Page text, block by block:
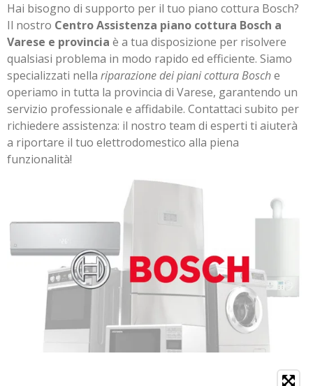
Hai bisogno di supporto per il tuo piano cottura Bosch?
Il nostro Centro Assistenza piano cottura Bosch a
Varese e provincia è a tua disposizione per risolvere
qualsiasi problema in modo rapido ed efficiente. Siamo
specializzati nella riparazione dei piani cottura Bosche
operiamo in tutta la provincia di Varese, garantendo un
servizio professionale e affidabile. Contattaci subito per
richiedere assistenza: il nostro team di esperti ti aiuterà
a riportare il tuo elettrodomestico alla piena
funzionalità!